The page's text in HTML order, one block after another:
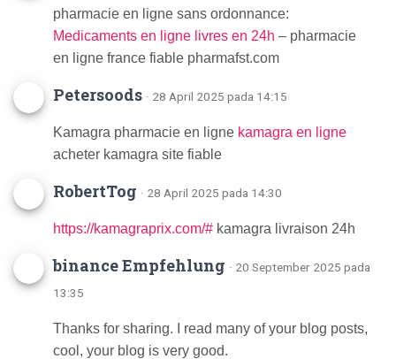
pharmacie en ligne sans ordonnance:
Medicaments en ligne livres en 24h – pharmacie
en ligne france fiable pharmafst.com
Petersoods · 28 April 2025 pada 14:15
Kamagra pharmacie en ligne kamagra en ligne
acheter kamagra site fiable
RobertTog · 28 April 2025 pada 14:30
https://kamagraprix.com/# kamagra livraison 24h
binance Empfehlung · 20 September 2025 pada
13:35
Thanks for sharing. I read many of your blog posts,
cool, your blog is very good.